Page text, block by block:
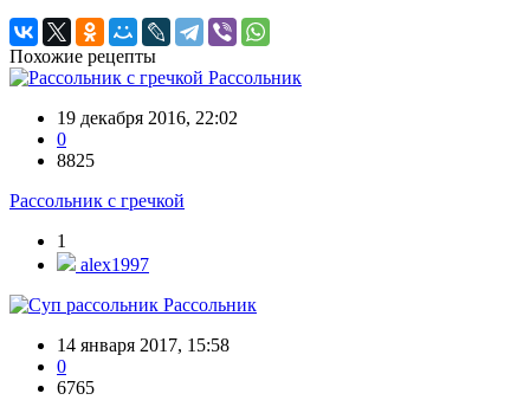
Похожие рецепты
Рассольник
19 декабря 2016, 22:02
0
8825
Рассольник с гречкой
1
alex1997
Рассольник
14 января 2017, 15:58
0
6765